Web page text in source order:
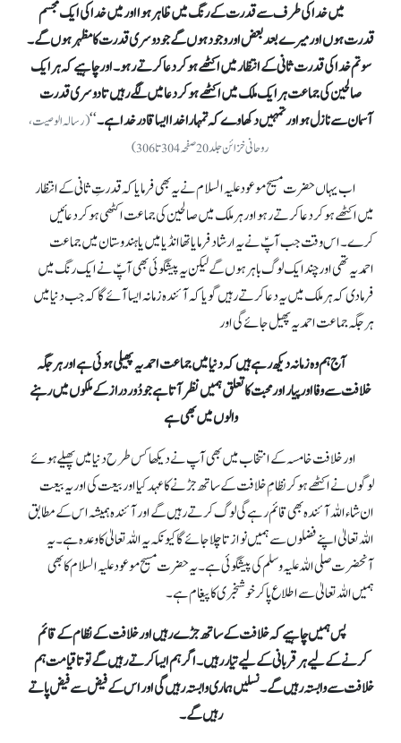
میں خدا کی طرف سے قدرت کے رنگ میں ظاہر ہوا اور میں خدا کی ایک مجسم
قدرت ہوں اور میرے بعد بعض اور وجود ہوں گے جو دوسری قدرت کا مظہرہوں گے۔
سو تم خدا کی قدرت ثانی کے انتظار میں اکٹھے ہو کر دعا کرتے رہو۔ اور چاہیے کہ ہر ایک
صالحین کی جماعت ہر ایک ملک میں اکٹھے ہو کر دعا میں لگے رہیں تا دوسری قدرت
آسمان سے نازل ہو اور تمہیں دکھاوے کہ تمہارا خدا ایسا قادر خدا ہے۔‘‘(رسالہ الوصیت،
روحانی خزائن جلد 20صفحہ 304تا 306)
اب یہاں حضرت مسیح موعود علیہ السلام نے یہ بھی فرمایا کہ قدرتِ ثانی کے انتظار
میں اکٹھے ہو کر دعا کرتے رہو اور ہر ملک میں صالحین کی جماعت اکٹھی ہو کر دعائیں
کرے۔ اس وقت جب آپؑ نے یہ ارشاد فرمایا تھا انڈیا میں یا ہندوستان میں جماعت
احمدیہ تھی اور چند ایک لوگ باہر ہوں گے لیکن یہ پیشگوئی بھی آپؑ نے ایک رنگ میں
فرما دی کہ ہر ملک میں یہ دعا کرتے رہیں گویا کہ آئندہ زمانہ ایسا آئے گا کہ جب دنیا میں
ہر جگہ جماعت احمدیہ پھیل جائے گی اور
آج ہم وہ زمانہ دیکھ رہے ہیں کہ دنیا میں جماعت احمدیہ پھیلی ہوئی ہے اور ہر جگہ
خلافت سے وفا اور پیار اور محبت کا تعلق ہمیں نظر آتا ہے جو دُور دراز کے ملکوں میں رہنے
والوں میں بھی ہے
اور خلافت خامسہ کے انتخاب میں بھی آپ نے دیکھا کس طرح دنیا میں پھیلے ہوئے
لوگوں نے اکٹھے ہو کر نظامِ خلافت کے ساتھ جڑنے کا عہد کیا اور بیعت کی اور یہ بیعت
ان شاء اللہ آئندہ بھی قائم رہے گی لوگ کرتے رہیں گے اور آئندہ ہمیشہ اس کے مطابق
اللہ تعالیٰ اپنے فضلوں سے ہمیں نوازتا چلا جائے گا کیونکہ یہ اللہ تعالیٰ کا وعدہ ہے۔ یہ
آنحضرت صلی اللہ علیہ وسلم کی پیشگوئی ہے۔ یہ حضرت مسیح موعود علیہ السلام کا بھی
ہمیں اللہ تعالیٰ سے اطلاع پا کر خوشخبری کا پیغام ہے۔
پس ہمیں چاہیے کہ خلافت کے ساتھ جڑے رہیں اور خلافت کے نظام کے قائم
کرنے کے لیے ہر قربانی کے لیے تیار رہیں۔ اگر ہم ایسا کرتے رہیں گے تو تاقیامت ہم
خلافت سے وابستہ رہیں گے۔ نسلیں ہماری وابستہ رہیں گی اور اس کے فیض سے فیض پاتے
رہیں گے۔